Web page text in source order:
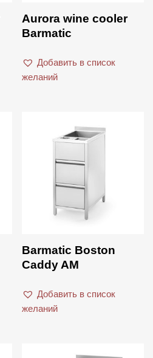
Aurora wine cooler
Barmatic
Добавить в список
желаний
Barmatic Boston
Caddy AM
Добавить в список
желаний